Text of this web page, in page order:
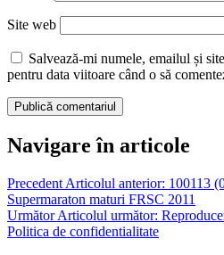
Site web
Salvează-mi numele, emailul și
pentru data viitoare când o să
Navigare în articole
Precedent Articolul anterior: 100113
Supermaraton maturi FRSC 2011
Următor Articolul următor:
Politica de confidentialitate